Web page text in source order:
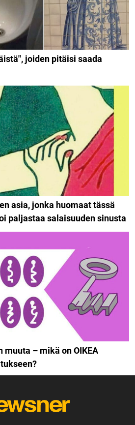
joiden pitäisi saada
asia, jonka huomaat tässä
paljastaa salaisuuden sinusta
– mikä on OIKEA